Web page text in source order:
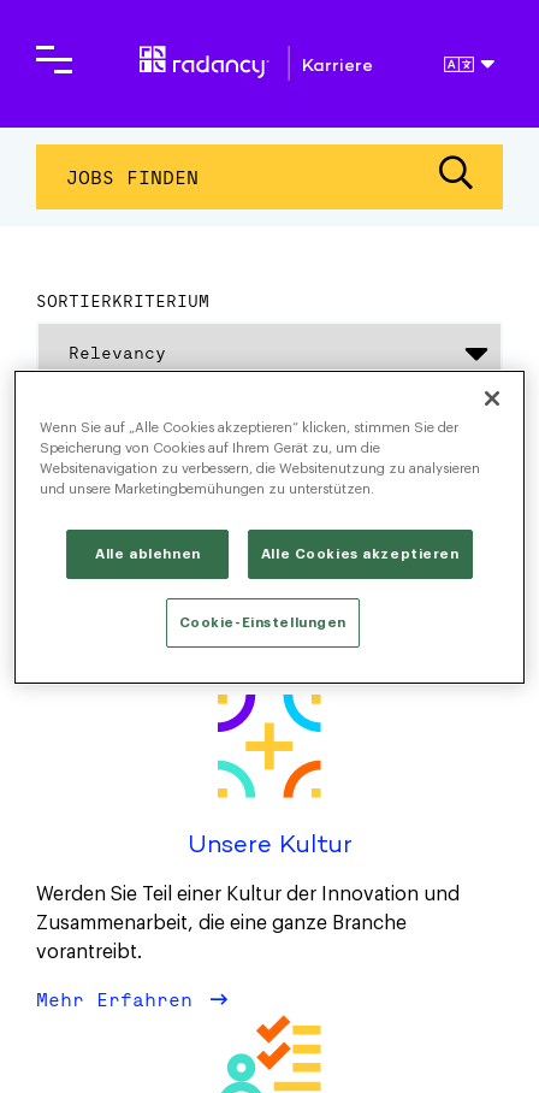
Karriere
JOBS FINDEN
SORTIERKRITERIUM
0 Treffer für Product
Strategy & Marketing jobs
Please try a different keyword/location combination
or broaden your search criteria or check out our
Unsere Kultur
Werden Sie Teil einer Kultur der Innovation und
Zusammenarbeit, die eine ganze Branche
vorantreibt.
Mehr Erfahren über Unsere Kultur
Wenn Sie auf „Alle Cookies akzeptieren“ klicken, stimmen Sie der
Speicherung von Cookies auf Ihrem Gerät zu, um die
Websitenavigation zu verbessern, die Websitenutzung zu analysieren
und unsere Marketingbemühungen zu unterstützen.
Alle ablehnen Alle Cookies akzeptieren
Cookie-Einstellungen